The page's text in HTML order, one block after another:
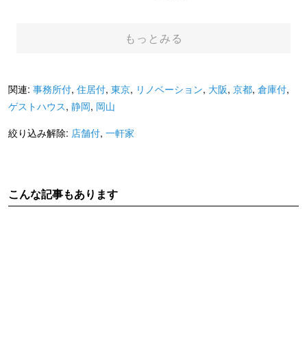
もっとみる
関連: 事務所付, 住居付, 東京, リノベーション, 大阪, 京都, 倉庫付,
ゲストハウス, 静岡, 岡山
絞り込み解除: 店舗付, 一軒家
こんな記事もあります